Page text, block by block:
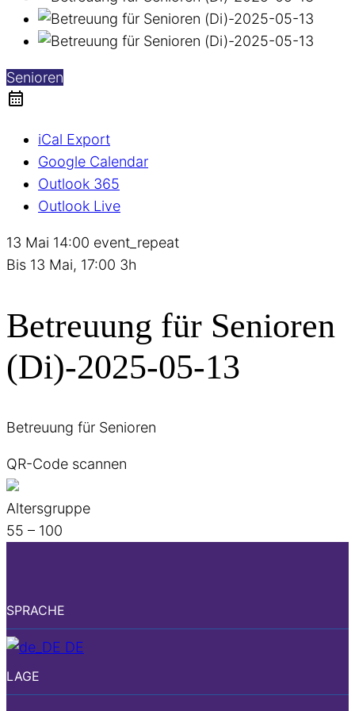
Senioren
iCal Export
Google Calendar
Outlook 365
Outlook Live
13 Mai 14:00 event_repeat
Bis 13 Mai, 17:00 3h
Betreuung für Senioren
(Di)-2025-05-13
Betreuung für Senioren
QR-Code scannen
Altersgruppe
55 – 100
SPRACHE
DE
LAGE